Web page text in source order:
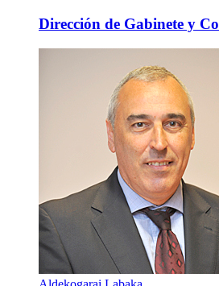
Dirección de Gabinete y